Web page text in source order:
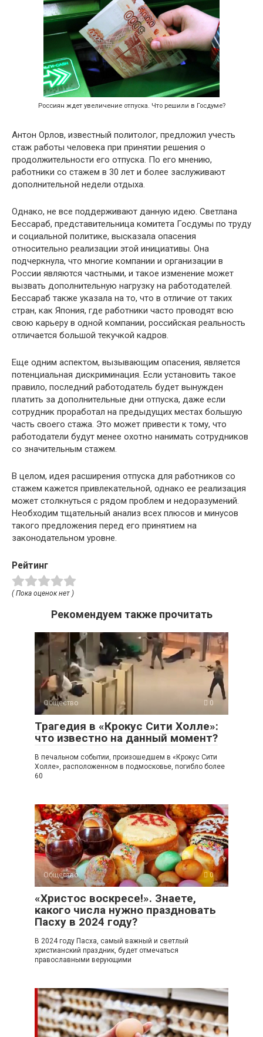
Россиян ждет увеличение отпуска. Что решили в Госдуме?
Антон Орлов, известный политолог, предложил учесть
стаж работы человека при принятии решения о
продолжительности его отпуска. По его мнению,
работники со стажем в 30 лет и более заслуживают
дополнительной недели отдыха.
Однако, не все поддерживают данную идею. Светлана
Бессараб, представительница комитета Госдумы по труду
и социальной политике, высказала опасения
относительно реализации этой инициативы. Она
подчеркнула, что многие компании и организации в
России являются частными, и такое изменение может
вызвать дополнительную нагрузку на работодателей.
Бессараб также указала на то, что в отличие от таких
стран, как Япония, где работники часто проводят всю
свою карьеру в одной компании, российская реальность
отличается большой текучкой кадров.
Еще одним аспектом, вызывающим опасения, является
потенциальная дискриминация. Если установить такое
правило, последний работодатель будет вынужден
платить за дополнительные дни отпуска, даже если
сотрудник проработал на предыдущих местах большую
часть своего стажа. Это может привести к тому, что
работодатели будут менее охотно нанимать сотрудников
со значительным стажем.
В целом, идея расширения отпуска для работников со
стажем кажется привлекательной, однако ее реализация
может столкнуться с рядом проблем и недоразумений.
Необходим тщательный анализ всех плюсов и минусов
такого предложения перед его принятием на
законодательном уровне.
Рейтинг
( Пока оценок нет )
Рекомендуем также прочитать
Общество 0
Трагедия в «Крокус Сити Холле»:
что известно на данный момент?
В печальном событии, произошедшем в «Крокус Сити
Холле», расположенном в подмосковье, погибло более
60
Общество 0
«Христос воскресе!». Знаете,
какого числа нужно праздновать
Пасху в 2024 году?
В 2024 году Пасха, самый важный и светлый
христианский праздник, будет отмечаться
православными верующими